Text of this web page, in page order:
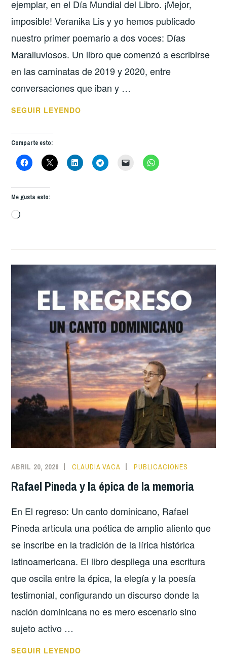
ejemplar, en el Día Mundial del Libro. ¡Mejor,
imposible! Veranika Lis y yo hemos publicado
nuestro primer poemario a dos voces: Días
Maralluviosos. Un libro que comenzó a escribirse
en las caminatas de 2019 y 2020, entre
conversaciones que iban y …
SEGUIR LEYENDO
Comparte esto:
Me gusta esto:
Cargando...
ABRIL 20, 2026 CLAUDIA VACA PUBLICACIONES
Rafael Pineda y la épica de la memoria
En El regreso: Un canto dominicano, Rafael
Pineda articula una poética de amplio aliento que
se inscribe en la tradición de la lírica histórica
latinoamericana. El libro despliega una escritura
que oscila entre la épica, la elegía y la poesía
testimonial, configurando un discurso donde la
nación dominicana no es mero escenario sino
sujeto activo …
SEGUIR LEYENDO